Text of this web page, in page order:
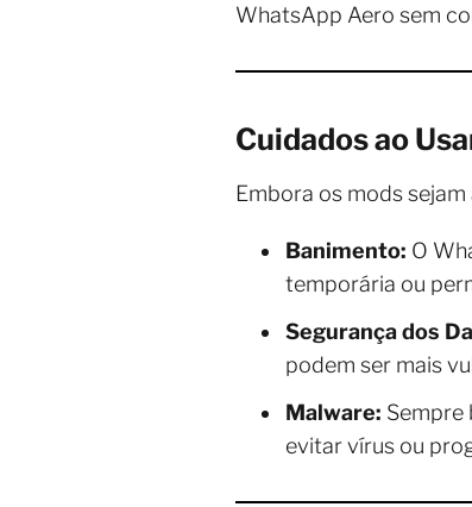
WhatsApp Aero sem
Cuidados ao
Embora os mods
Banimento: O
temporária ou
Segurança dos
podem ser mais
Malware: Sempre
evitar vírus ou